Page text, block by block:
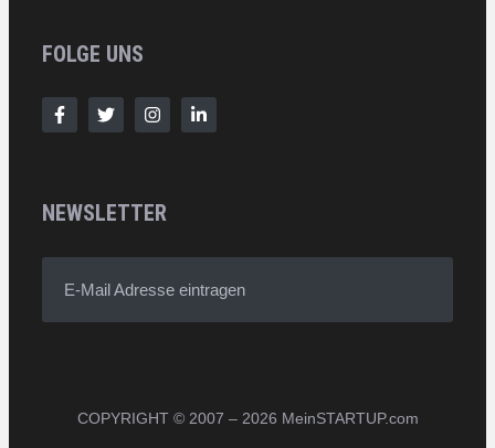
FOLGE UNS
NEWSLETTER
E-Mail Adresse eintragen
COPYRIGHT © 2007 – 2026 MeinSTARTUP.com